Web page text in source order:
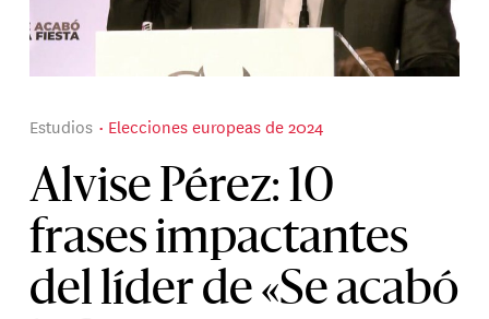
Alvise Pérez: 10
frases impactantes
del líder de «Se acabó
Estudios Elecciones europeas de 2024